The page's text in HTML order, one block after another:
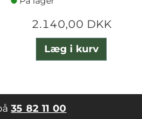
2.140,00 DKK
Læg i kurv
35 82 11 00